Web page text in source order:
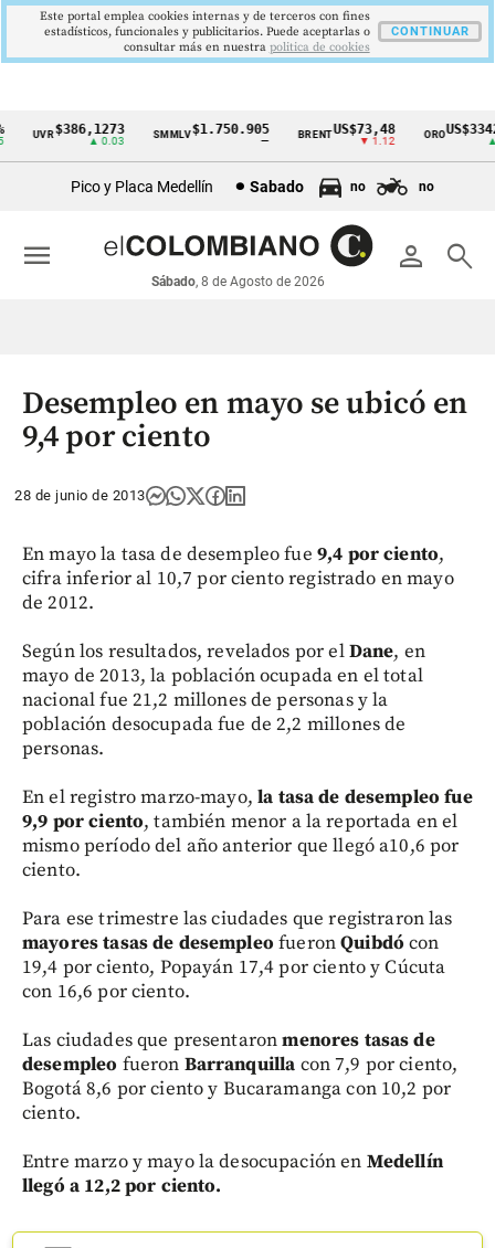
Cintillo
económicos
Colombia
UVR$386,1273
▲ 0.03
SMMLV$1.750.905 BRENTUS$73,48
▼ 1.12
ORO
▲
Pico y Placa Medellín Sabado no no
person search
Sábado, 8 de Agosto de 2026
menu
Desempleo en mayo se ubicó en
9,4 por ciento
28 de junio de 2013
En mayo la tasa de desempleo fue 9,4 por ciento,
cifra inferior al 10,7 por ciento registrado en mayo
de 2012.
Según los resultados, revelados por elDane, en
mayo de 2013, la población ocupada en el total
nacional fue 21,2 millones de personas y la
población desocupada fue de 2,2 millones de
personas.
En el registro marzo-mayo, la tasa de desempleo fue
9,9 por ciento, también menor a la reportada en el
mismo período del año anterior que llegó a10,6 por
ciento.
Para ese trimestre las ciudades que registraron las
mayores tasas de desempleo fueronQuibdó con
19,4 por ciento, Popayán 17,4 por ciento y Cúcuta
con 16,6 por ciento.
Las ciudades que presentaronmenores tasas de
desempleo fueron Barranquilla con 7,9 por ciento,
Bogotá 8,6 por ciento y Bucaramanga con 10,2 por
ciento.
Entre marzo y mayo la desocupación en Medellín
llegó a 12,2 por ciento.
Este portal emplea cookies internas y de terceros con fines
estadísticos, funcionales y publicitarios. Puede aceptarlas o
consultar más en nuestra politica de cookies
CONTINUAR